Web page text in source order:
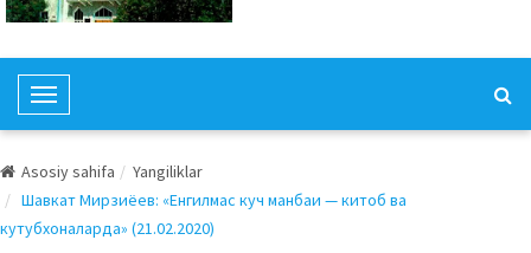
T
o
g
l
e
Asosiy sahifa
Yangiliklar
Шавкат Мирзиёев: «Енгилмас куч манбаи — китоб ва
кутубхоналарда» (21.02.2020)